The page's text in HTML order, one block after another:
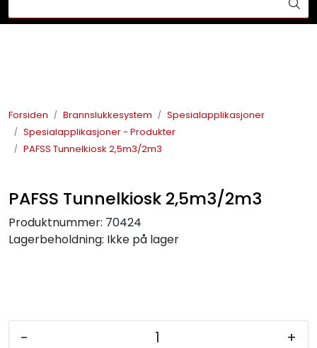
Forsiden Brannslukkesystem
Spesialapplikasjoner
Spesialapplikasjoner - Produkter
PAFSS Tunnelkiosk 2,5m3/2m3
PAFSS Tunnelkiosk 2,5m3/2m3
Produktnummer: 70424
Lagerbeholdning: Ikke på lager
- +
Lysprodukter
Maskinsikring